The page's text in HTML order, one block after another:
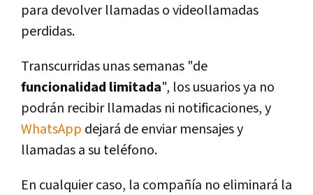
para devolver llamadas o videollamadas
perdidas.
Transcurridas unas semanas "de
funcionalidad limitada", los usuarios ya no
podrán recibir llamadas ni notificaciones, y
WhatsApp dejará de enviar mensajes y
llamadas a su teléfono.
En cualquier caso, la compañía no eliminará la